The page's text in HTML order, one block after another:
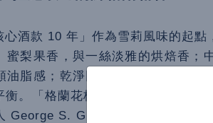
心酒款 10 年」作為雪莉風味的起
蜜梨果香，與一絲淡雅的烘焙香；
油脂感；乾淨回甘的尾韻類似柑橘
衡。「格蘭花格經典核心酒款 15 年
George S. Grant 親自調製，成就